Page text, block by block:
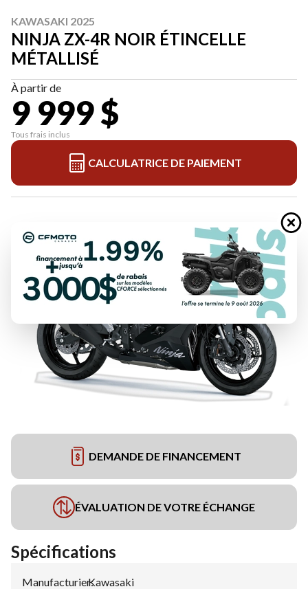
KAWASAKI 2025
NINJA ZX-4R NOIR ÉTINCELLE
MÉTALLISÉ
À partir de
9 999 $
Tous frais inclus
CALCULATRICE DE PAIEMENT
DEMANDE DE FINANCEMENT
ÉVALUATION DE VOTRE ÉCHANGE
Spécifications
Manufacturier:
Kawasaki